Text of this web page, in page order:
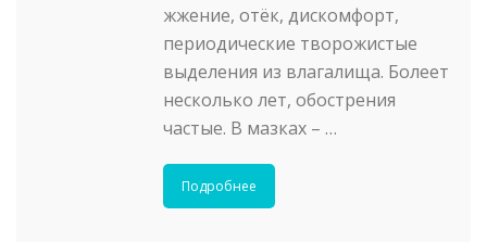
жжение, отёк, дискомфорт,
периодические творожистые
выделения из влагалища. Болеет
несколько лет, обострения
частые. В мазках – …
Подробнее